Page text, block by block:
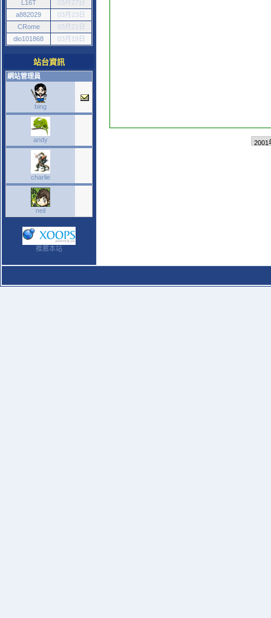
L16T
03月27日
a882029
03月23日
CRome
03月21日
dio101868
03月19日
站台資訊
網站管理員
bing
andy
charlie
neil
推薦本站